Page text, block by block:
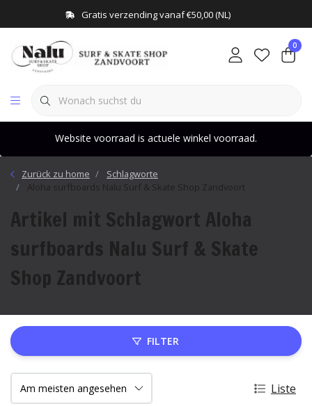
Gratis verzending vanaf €50,00 (NL)
0
Website voorraad is actuele winkel voorraad.
Zurück zu home
Schlagworte
Aloha surfboards Nalu Surf & Skate Shop Zandvoort
Artikel mit Schlagwort Aloha
surfboards Nalu Surf & Skate
Shop Zandvoort
FILTER
Liste